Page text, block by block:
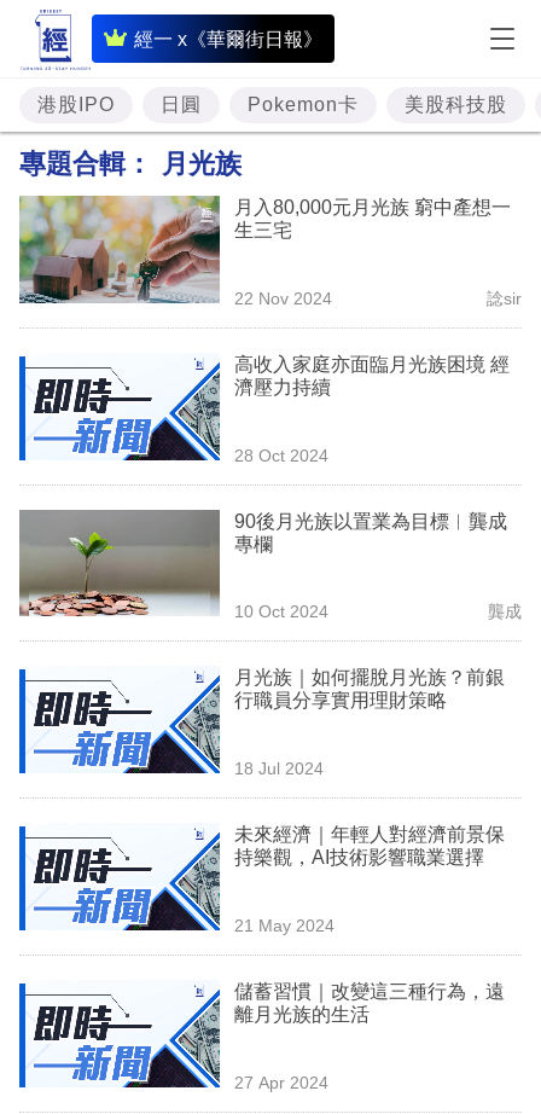
經一 x《華爾街日報》
即
時
財
經
題
投
資
理
科
技
場
生
時
事
訂
閱
港股IPO 日圓 Pokemon卡 美股科技股
專題合輯： 月光族
月入80,000元月光族 窮中產想一
生三宅
22 Nov 2024 諗sir
高收入家庭亦面臨月光族困境 經
濟壓力持續
28 Oct 2024
90後月光族以置業為目標︳龔成
專欄
10 Oct 2024 龔成
月光族｜如何擺脫月光族？前銀
行職員分享實用理財策略
18 Jul 2024
未來經濟｜年輕人對經濟前景保
持樂觀，AI技術影響職業選擇
21 May 2024
儲蓄習慣｜改變這三種行為，遠
離月光族的生活
27 Apr 2024